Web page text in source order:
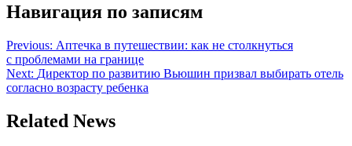
Навигация по записям
Previous: Аптечка в путешествии: как не столкнуться
с проблемами на границе
Next: Директор по развитию Вьюшин призвал выбирать отель
согласно возрасту ребенка
Related News